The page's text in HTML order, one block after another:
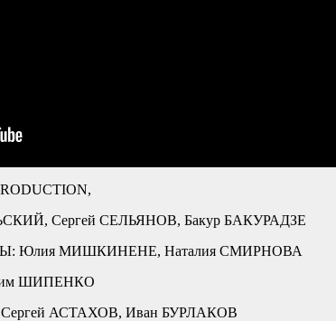
Сергей СЕЛЬЯНОВ, Бакур БАКУРАДЗЕ
Юлия МИШКИНЕНЕ, Наталия СМИРНОВА
ШИПЕНКО
АСТАХОВ, Иван БУРЛАКОВ